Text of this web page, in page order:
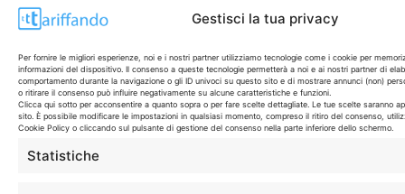
Gestisci la tua privacy
Per fornire le migliori esperienze, noi e i nostri partner utilizziamo tecnologie come i cookie per
informazioni del dispositivo. Il consenso a queste tecnologie permetterà a noi e ai nostri partner di
comportamento durante la navigazione o gli ID univoci su questo sito e di mostrare annunci (non)
o ritirare il consenso può influire negativamente su alcune caratteristiche e funzioni.
Clicca qui sotto per acconsentire a quanto sopra o per fare scelte dettagliate. Le tue scelte saranno
sito. È possibile modificare le impostazioni in qualsiasi momento, compreso il ritiro del consenso,
Cookie Policy o cliccando sul pulsante di gestione del consenso nella parte inferiore dello schermo.
Statistiche